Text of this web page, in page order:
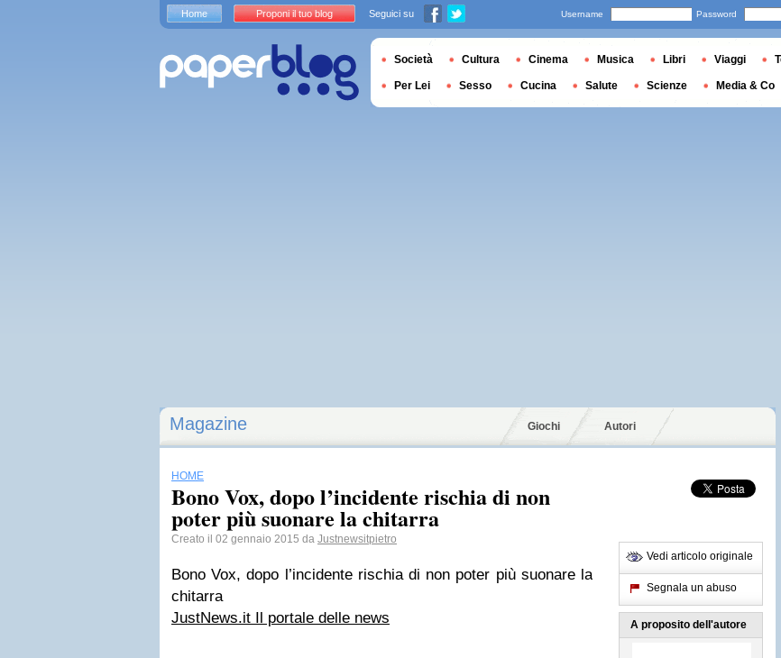
Magazine Giochi Autori
HOME
Bono Vox, dopo l’incidente rischia di non
poter più suonare la chitarra
Creato il 02 gennaio 2015 da Justnewsitpietro
Bono Vox, dopo l’incidente rischia di non poter più suonare la
chitarra
JustNews.it Il portale delle news
Vedi articolo originale
Segnala un abuso
A proposito dell'autore
Home Proponi il tuo blog Seguici su Username Password
Società Cultura Cinema Musica Libri Viaggi
Per Lei Sesso Cucina Salute Scienze Media & Co